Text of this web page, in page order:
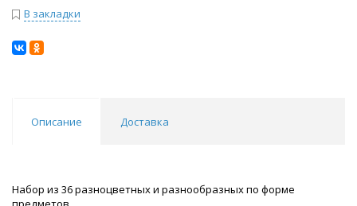
В закладки
Описание Доставка
Набор из 36 разноцветных и разнообразных по форме